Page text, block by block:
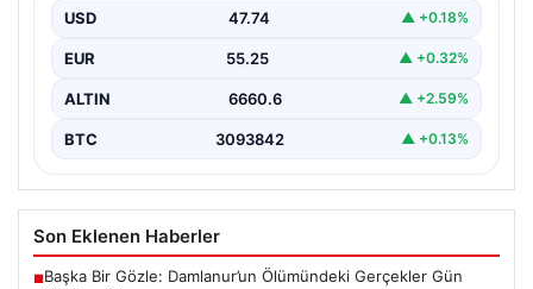
kurması ciddi bir değer barındırmaktadır. Günümüzde
birçok…
USD 47.74 ▲ +0.18%
EUR 55.25 ▲ +0.32%
ALTIN 6660.6 ▲ +2.59%
BTC 3093842 ▲ +0.13%
Son Eklenen Haberler
■Başka Bir Gözle: Damlanur’un Ölümündeki Gerçekler Gün